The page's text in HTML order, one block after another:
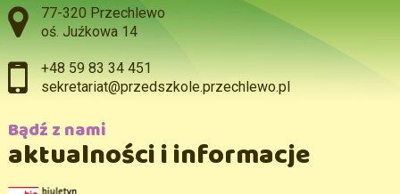
Adres pocztowy:
77-320 Przechlewo
oś. Juźkowa 14
+48 59 83 34 451
sekretariat@przedszkole.przechlewo.pl
Bądź z nami
aktualności i informacje